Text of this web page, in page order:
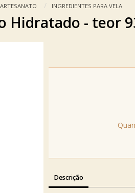
ARTESANATO INGREDIENTES PARA VELA
Hidratado - teor
Descrição